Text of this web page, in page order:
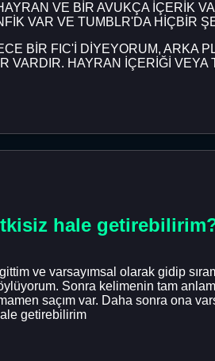
VE BİR AVUKÇA İÇERİK
VAR VE TUMBLR'DA HİÇBİR
BİR FIC'İ DİYEYORUM, ARKA
HAYRAN İÇERİĞİ VEYA
hale
ve varsayımsal olarak gidip
Sonra kelimenin tam
saçım var. Daha sonra ona
getirebilirim